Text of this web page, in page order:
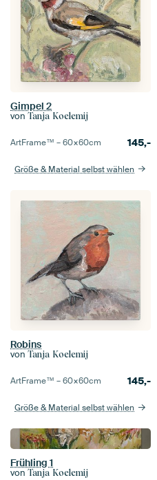
Gimpel 2
von Tanja Koelemij
ArtFrame™ –60×60cm 145,-
Größe & Material selbst wählen
Robins
von Tanja Koelemij
ArtFrame™ –60×60cm 145,-
Größe & Material selbst wählen
Frühling 1
von Tanja Koelemij